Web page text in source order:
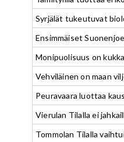
Syrjälät tukeutuvat
Ensimmäiset
Monipuolisuus on
Vehviläinen on maan
Peuravaara luottaa
Vierulan Tilalla ei
Tommolan Tilalla